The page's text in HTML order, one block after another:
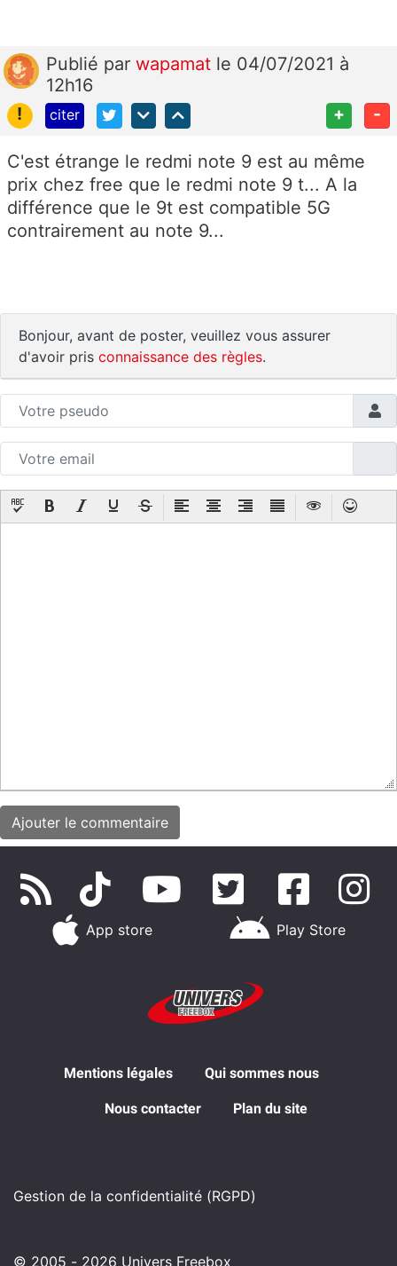
Publié par wapamat le 04/07/2021 à
12h16
!
citer + -
C'est étrange le redmi note 9 est au même
prix chez free que le redmi note 9 t... A la
différence que le 9t est compatible 5G
contrairement au note 9...
Bonjour, avant de poster, veuillez vous assurer
d'avoir pris connaissance des règles.
App store Play Store
Mentions légales Qui sommes nous
Nous contacter Plan du site
Gestion de la confidentialité (RGPD)
© 2005 - 2026 Univers Freebox